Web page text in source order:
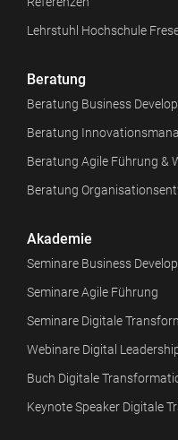
Lehrstuhl Hochschule
Beratung
Beratung Business
Beratung
Beratung Agile Führung &
Beratung
Akademie
Seminare Business
Seminare Agile Führung
Seminare Digitale
Webinare Digital
Buch Digitale
Keynote Speaker Digitale